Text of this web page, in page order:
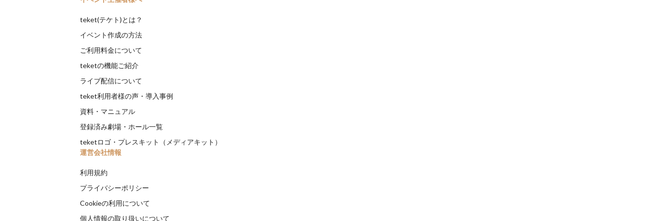
teket(テケト)とは？
イベント作成の方法
ご利用料金について
teketの機能ご紹介
ライブ配信について
teket利用者様の声・導入事例
資料・マニュアル
登録済み劇場・ホール一覧
teketロゴ・プレスキット（メディアキット）
運営会社情報
利用規約
プライバシーポリシー
Cookieの利用について
個人情報の取り扱いについて